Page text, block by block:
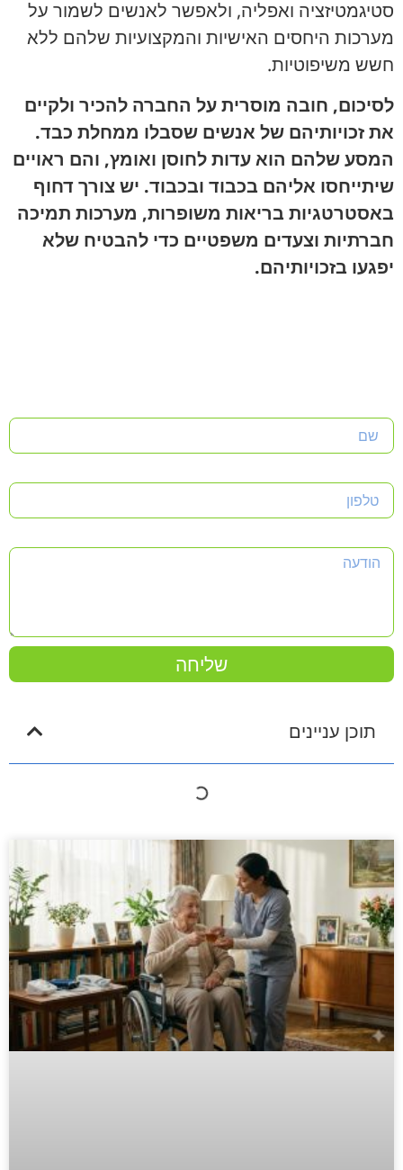
סטיגמטיזציה ואפליה, ולאפשר לאנשים לשמור על
מערכות היחסים האישיות והמקצועיות שלהם ללא
חשש משיפוטיות.
לסיכום, חובה מוסרית על החברה להכיר ולקיים
את זכויותיהם של אנשים שסבלו ממחלת כבד.
המסע שלהם הוא עדות לחוסן ואומץ, והם ראויים
שיתייחסו אליהם בכבוד ובכבוד. יש צורך דחוף
באסטרטגיות בריאות משופרות, מערכות תמיכה
חברתיות וצעדים משפטיים כדי להבטיח שלא
יפגעו בזכויותיהם.
שליחה
תוכן עניינים